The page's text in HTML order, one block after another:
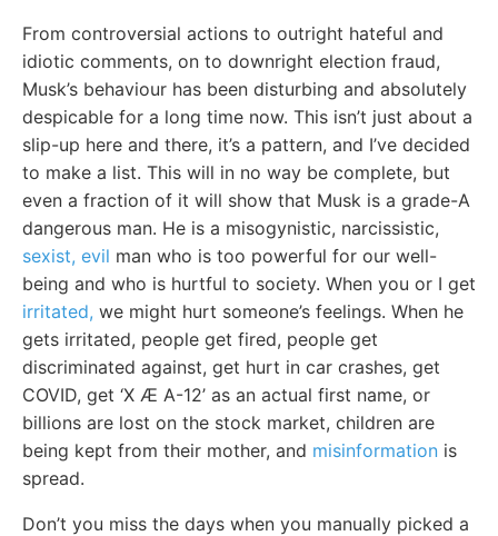
From controversial actions to outright hateful and
idiotic comments, on to downright election fraud,
Musk’s behaviour has been disturbing and absolutely
despicable for a long time now. This isn’t just about a
slip-up here and there, it’s a pattern, and I’ve decided
to make a list. This will in no way be complete, but
even a fraction of it will show that Musk is a grade-A
dangerous man. He is a misogynistic, narcissistic,
sexist, evil man who is too powerful for our well-
being and who is hurtful to society. When you or I get
irritated, we might hurt someone’s feelings. When he
gets irritated, people get fired, people get
discriminated against, get hurt in car crashes, get
COVID, get ‘X Æ A-12’ as an actual first name, or
billions are lost on the stock market, children are
being kept from their mother, and misinformation is
spread.
Don’t you miss the days when you manually picked a